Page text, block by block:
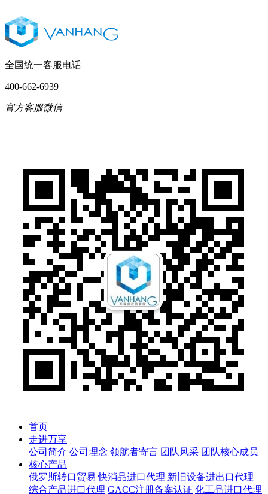
全国统一客服电话
400-662-6939
官方客服微信
首页
走进万享
公司简介 公司理念 领航者寄言 团队风采 团队核心成员
核心产品
俄罗斯转口贸易 快消品进口代理 新旧设备进出口代理
综合产品进口代理 GACC注册备案认证 化工品进口代理